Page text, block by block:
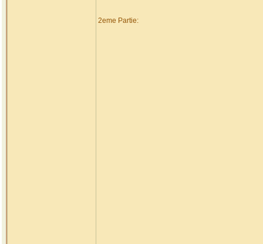
2eme Partie: